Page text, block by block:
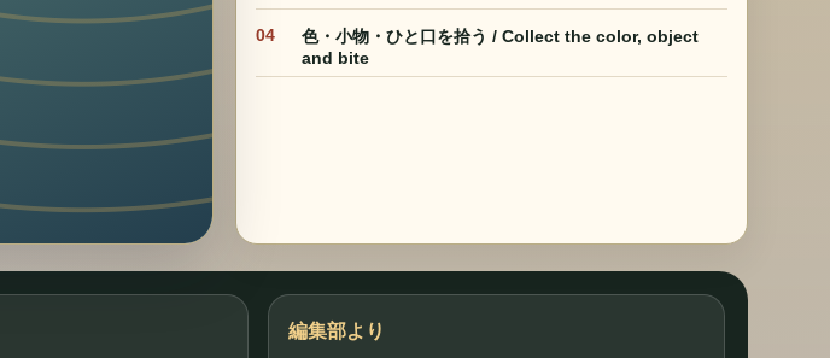
04
色・小物・ひと口を拾う / Collect the color, object
and bite
編集部より